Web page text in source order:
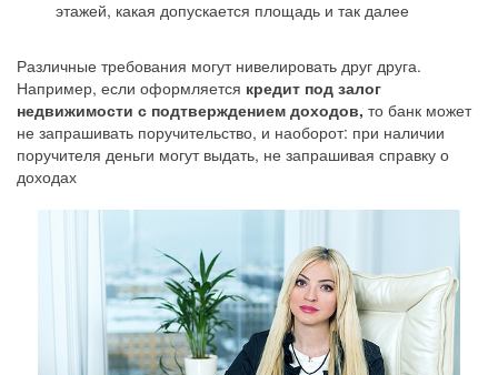
этажей, какая допускается площадь и так далее
Различные требования могут нивелировать друг друга.
Например, если оформляется кредит под залог
недвижимости с подтверждением доходов, то банк может
не запрашивать поручительство, и наоборот: при наличии
поручителя деньги могут выдать, не запрашивая справку о
доходах